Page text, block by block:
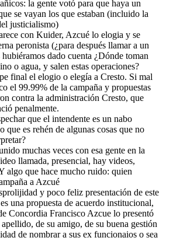
la gente votó para que haya un
se vayan los que estaban (incluido la
justicialismo)
con Kuider, Azcué lo elogia y se
peronista (¿para después llamar a un
hubiéramos dado cuenta ¿Dónde toman
o agua, y salen estas operaciones?
final el elogio o elegía a Cresto. Si mal
el 99.99% de la campaña y propuestas
contra la administración Cresto, que
penalmente.
que el intendente es un nabo
que es rehén de algunas cosas que no
muchas veces con esa gente en la
llamada, presencial, hay videos,
algo que hace mucho ruido: quien
a Azcué
y poco feliz presentación de este
una propuesta de acuerdo institucional,
Concordia Francisco Azcue lo presentó
de su amigo, de su buena gestión
de nombrar a sus ex funcionaios o sea